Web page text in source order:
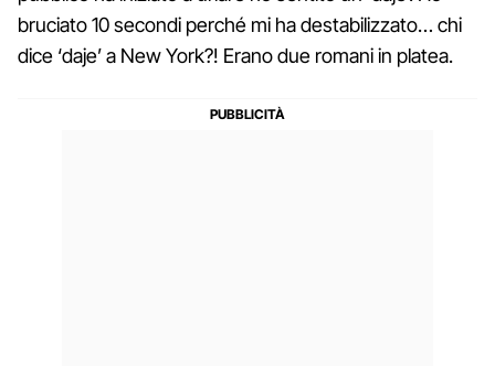
bruciato 10 secondi perché mi ha destabilizzato… chi
dice ‘daje’ a New York?! Erano due romani in platea.